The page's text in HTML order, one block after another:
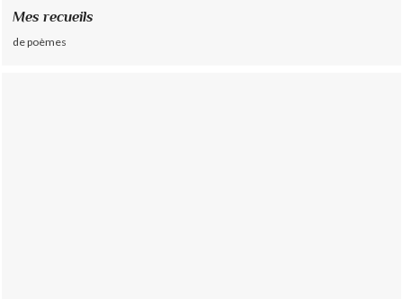
Mes recueils
de poèmes